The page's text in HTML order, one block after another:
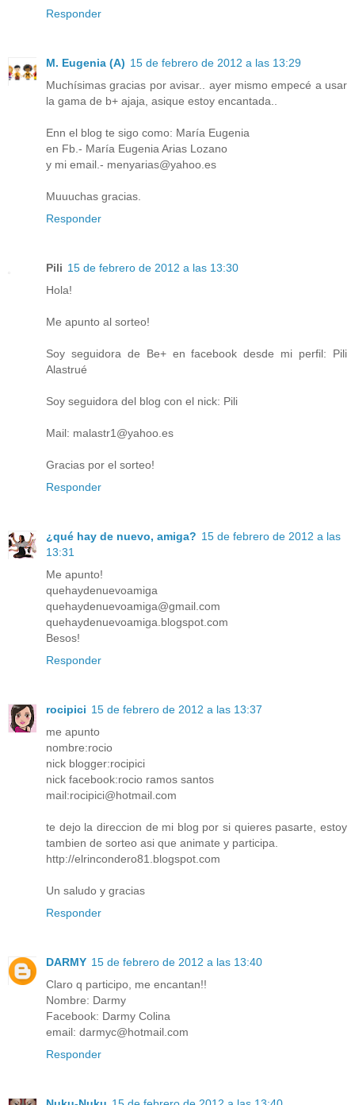
Responder
M. Eugenia (A) 15 de febrero de 2012 a las 13:29
Muchísimas gracias por avisar.. ayer mismo empecé a usar
la gama de b+ ajaja, asique estoy encantada..
Enn el blog te sigo como: María Eugenia
en Fb.- María Eugenia Arias Lozano
y mi email.- menyarias@yahoo.es
Muuuchas gracias.
Responder
Pili 15 de febrero de 2012 a las 13:30
Hola!
Me apunto al sorteo!
Soy seguidora de Be+ en facebook desde mi perfil: Pili
Alastrué
Soy seguidora del blog con el nick: Pili
Mail: malastr1@yahoo.es
Gracias por el sorteo!
Responder
¿qué hay de nuevo, amiga? 15 de febrero de 2012 a las
13:31
Me apunto!
quehaydenuevoamiga
quehaydenuevoamiga@gmail.com
quehaydenuevoamiga.blogspot.com
Besos!
Responder
rocipici 15 de febrero de 2012 a las 13:37
me apunto
nombre:rocio
nick blogger:rocipici
nick facebook:rocio ramos santos
mail:rocipici@hotmail.com
te dejo la direccion de mi blog por si quieres pasarte, estoy
tambien de sorteo asi que animate y participa.
http://elrincondero81.blogspot.com
Un saludo y gracias
Responder
DARMY 15 de febrero de 2012 a las 13:40
Claro q participo, me encantan!!
Nombre: Darmy
Facebook: Darmy Colina
email: darmyc@hotmail.com
Responder